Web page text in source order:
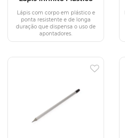
Lápis com corpo em plástico e
ponta resistente e de longa
duração que dispensa o uso de
apontadores.